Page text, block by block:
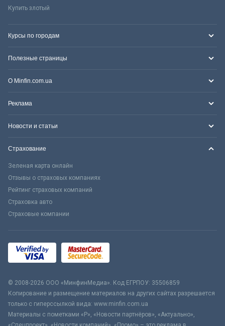
Купить злотый
Курсы по городам
Полезные страницы
О Minfin.com.ua
Реклама
Новости и статьи
Страхование
Зеленая карта онлайн
Отзывы о страховых компаниях
Рейтинг страховых компаний
Страховка авто
Страховые компании
© 2008-2026 ООО «МинфинМедиа». Код ЕГРПОУ: 35506859
Копирование и размещение материалов на других сайтах разрешается
только с гиперссылкой вида: www.minfin.com.ua
Материалы с пометками «Р», «Новости партнёров», «Актуально»,